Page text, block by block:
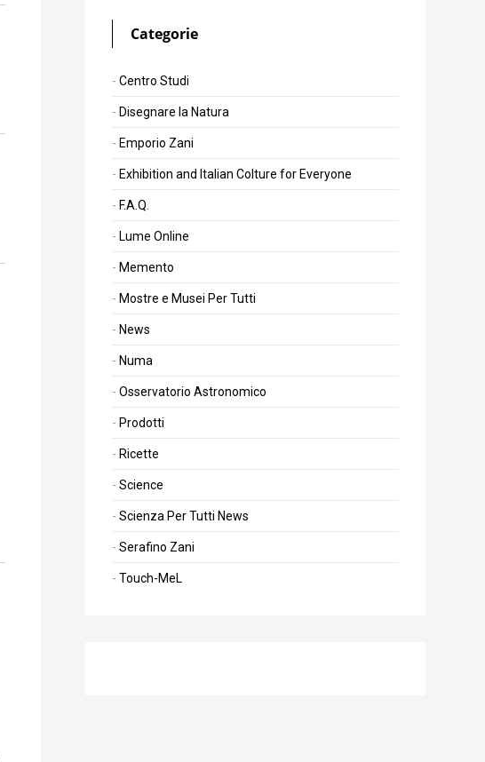
Categorie
Centro Studi
Disegnare la Natura
Emporio Zani
Exhibition and Italian Colture for Everyone
F.A.Q.
Lume Online
Memento
Mostre e Musei Per Tutti
News
Numa
Osservatorio Astronomico
Prodotti
Ricette
Science
Scienza Per Tutti News
Serafino Zani
Touch-MeL